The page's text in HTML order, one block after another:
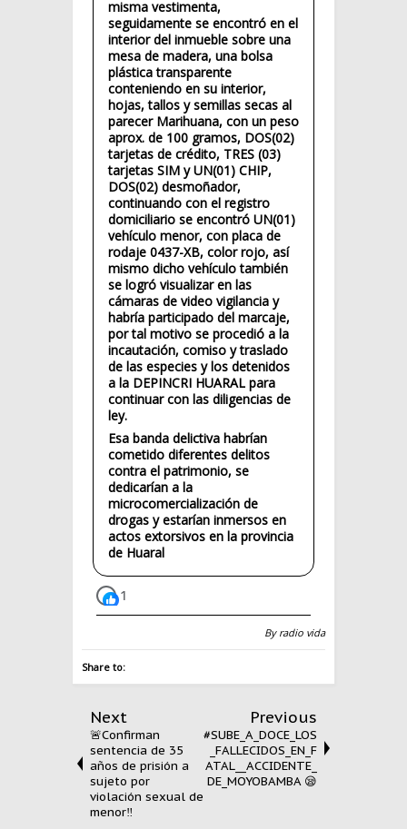
misma vestimenta,
seguidamente se encontró en el
interior del inmueble sobre una
mesa de madera, una bolsa
plástica transparente
conteniendo en su interior,
hojas, tallos y semillas secas al
parecer Marihuana, con un peso
aprox. de 100 gramos, DOS(02)
tarjetas de crédito, TRES (03)
tarjetas SIM y UN(01) CHIP,
DOS(02) desmoñador,
continuando con el registro
domiciliario se encontró UN(01)
vehículo menor, con placa de
rodaje 0437-XB, color rojo, así
mismo dicho vehículo también
se logró visualizar en las
cámaras de video vigilancia y
habría participado del marcaje,
por tal motivo se procedió a la
incautación, comiso y traslado
de las especies y los detenidos
a la DEPINCRI HUARAL para
continuar con las diligencias de
ley.
Esa banda delictiva habrían
cometido diferentes delitos
contra el patrimonio, se
dedicarían a la
microcomercialización de
drogas y estarían inmersos en
actos extorsivos en la provincia
de Huaral
1
1
By radio vida
Share to:
Next
🚨Confirman
sentencia de 35
años de prisión a
sujeto por
violación sexual de
menor‼️
Previous
#SUBE_A_DOCE_LOS
_FALLECIDOS_EN_F
ATAL__ACCIDENTE_
DE_MOYOBAMBA 😪